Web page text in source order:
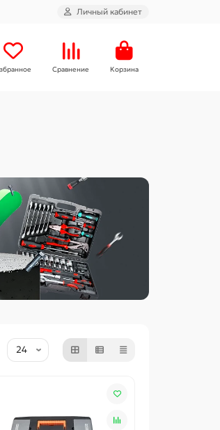
Личный кабинет
Сравнение Корзина